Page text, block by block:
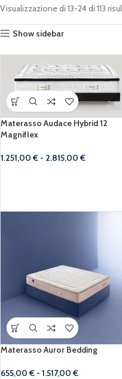
Visualizzazione di 13-24 di 113
Show sidebar
Materasso Audace Hybrid 12
Magniflex
1.251,00€ - 2.815,00€
Materasso Auror Bedding
655,00€ - 1.517,00€